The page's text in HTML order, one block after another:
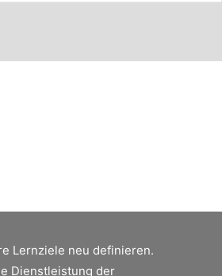
Lernziele neu definieren.
Dienstleistung der